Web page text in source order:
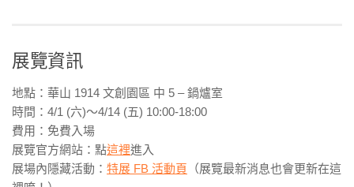
展覽資訊
地點：華山 1914 文創園區 中 5 – 鍋爐室
時間：4/1 (六)～4/14 (五) 10:00-18:00
費用：免費入場
展覽官方網站：點這裡進入
展場內隱藏活動： 特展 FB 活動頁 （展覽最新消息也會更新在這